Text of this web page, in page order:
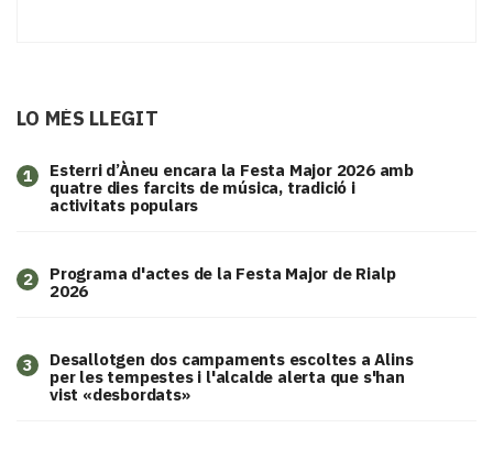
LO MÉS LLEGIT
1
Esterri d’Àneu encara la Festa Major 2026 amb
quatre dies farcits de música, tradició i
activitats populars
2
Programa d'actes de la Festa Major de Rialp
2026
3
​Desallotgen dos campaments escoltes a Alins
per les tempestes i l'alcalde alerta que s'han
vist «desbordats»